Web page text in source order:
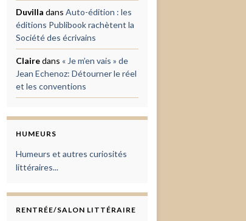
Duvilla dans Auto-édition : les
éditions Publibook rachètent la
Société des écrivains
Clairedans « Je m’en vais » de
Jean Echenoz: Détourner le réel
et les conventions
HUMEURS
Humeurs et autres curiosités
littéraires...
RENTRÉE/SALON LITTÉRAIRE